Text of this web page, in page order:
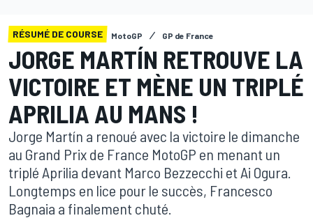
RÉSUMÉ DE COURSE MotoGP GP de France
JORGE MARTÍN RETROUVE LA
VICTOIRE ET MÈNE UN TRIPLÉ
APRILIA AU MANS !
Jorge Martín a renoué avec la victoire le dimanche
au Grand Prix de France MotoGP en menant un
triplé Aprilia devant Marco Bezzecchi et Ai Ogura.
Longtemps en lice pour le succès, Francesco
Bagnaia a finalement chuté.